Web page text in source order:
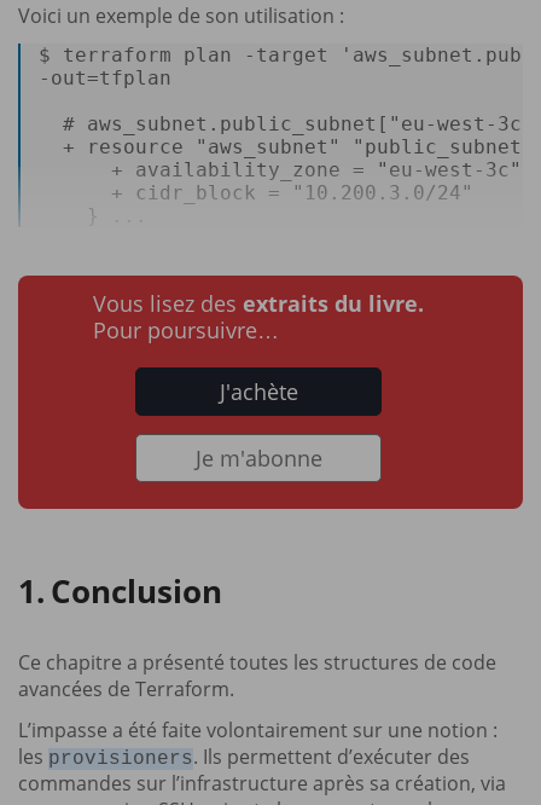
Voici un exemple de son utilisation :
$ terraform plan -target
- out=tfplan
# aws_subnet.public_subnet["eu-west-
+ resource
"aws_subnet" "public_subnet"
+ availability_zone =
"eu-west-3c"
+ cidr_block =
"10.200.3.0/24"
} ...
Vous lisez des extraits du livre.
Pour poursuivre…
J'achète
Je m'abonne
Conclusion
Ce chapitre a présenté toutes les structures de code
avancées de Terraform.
L’impasse a été faite volontairement sur une notion :
les provisioners. Ils permettent d’exécuter des
commandes sur l’infrastructure après sa création, via